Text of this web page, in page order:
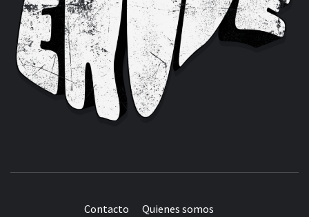
Contacto Quienes somos